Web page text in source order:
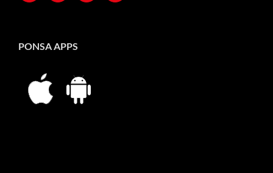
PONSA APPS